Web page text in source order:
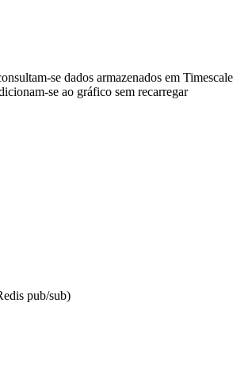
se dados armazenados em
se ao gráfico sem recarregar
pub/sub)